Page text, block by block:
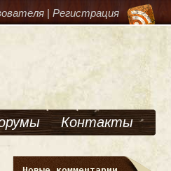
| Регистрация
Контакты